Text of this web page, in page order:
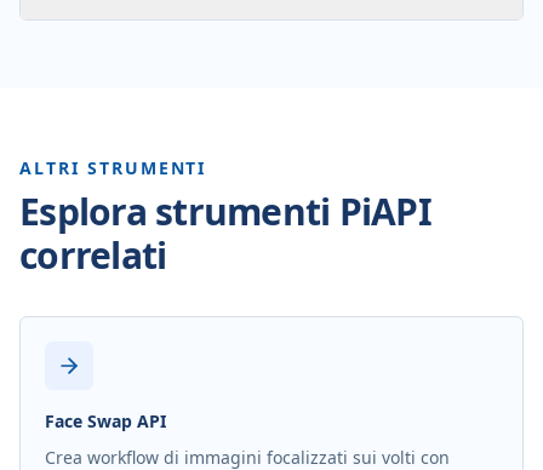
ALTRI STRUMENTI
Esplora strumenti PiAPI
correlati
Face Swap API
Crea workflow di immagini focalizzati sui volti con